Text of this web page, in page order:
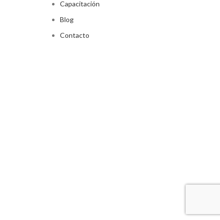
Capacitación
Blog
Contacto